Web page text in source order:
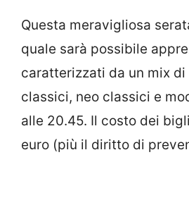
Questa meravigliosa
quale sarà possibile
caratterizzati da un mix di
classici, neo classici e
alle 20.45. Il costo dei
euro (più il diritto di